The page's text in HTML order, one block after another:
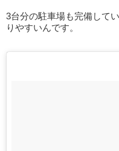
3台分の駐車場も完備して
りやすいんです。